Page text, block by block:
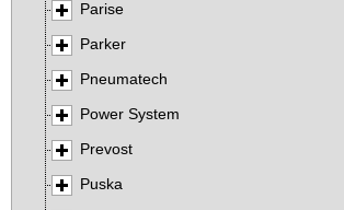
Parise
Parker
Pneumatech
Power System
Prevost
Puska